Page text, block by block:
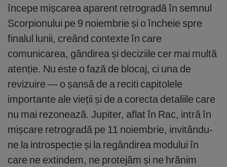
începe mișcarea aparent retrogradă în semnul
Scorpionului pe 9 noiembrie și o încheie spre
finalul lunii, creând contexte în care
comunicarea, gândirea și deciziile cer mai multă
atenție. Nu este o fază de blocaj, ci una de
revizuire — o șansă de a reciti capitolele
importante ale vieții și de a corecta detaliile care
nu mai rezonează. Jupiter, aflat în Rac, intră în
mișcare retrogradă pe 11 noiembrie, invitându-
ne la introspecție și la regândirea modului în
care ne extindem, ne protejăm și ne hrănim